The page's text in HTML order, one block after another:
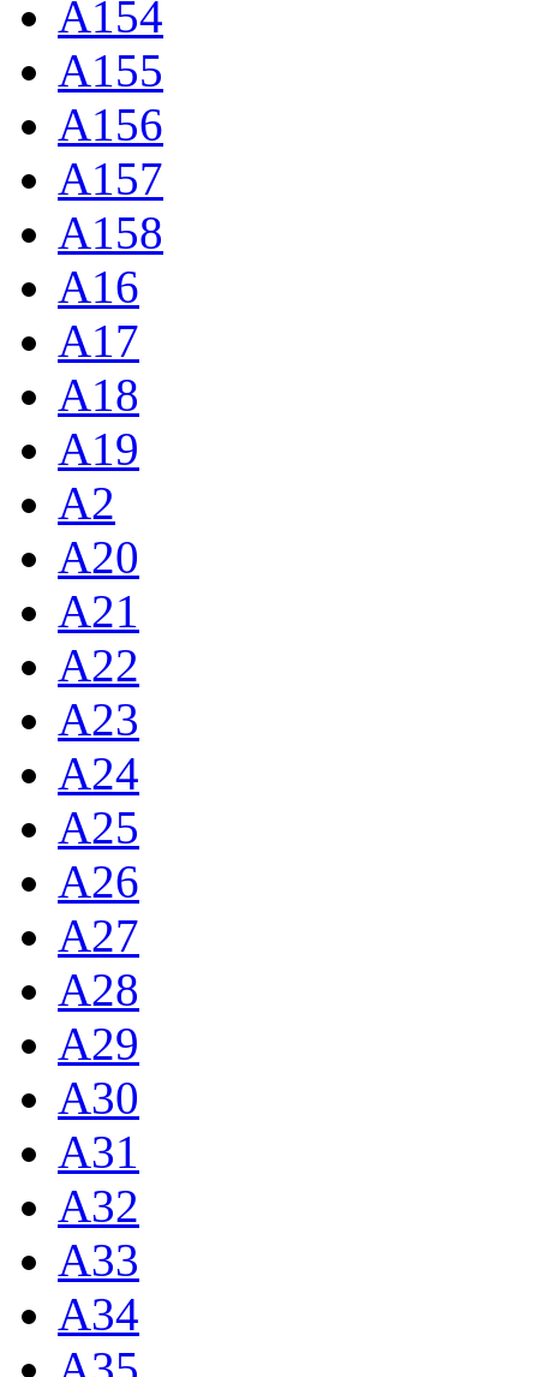
A154
A155
A156
A157
A158
A16
A17
A18
A19
A2
A20
A21
A22
A23
A24
A25
A26
A27
A28
A29
A30
A31
A32
A33
A34